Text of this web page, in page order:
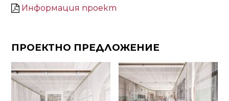
Информация проект
ПРОЕКТНО ПРЕДЛОЖЕНИЕ